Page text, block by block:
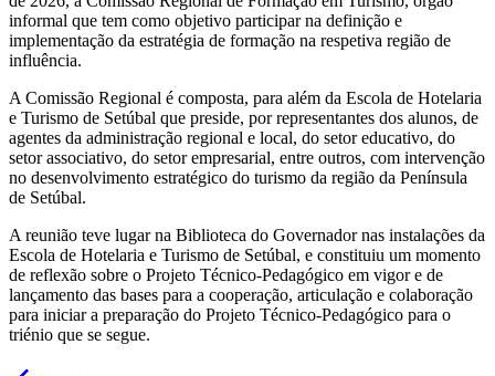
informal que tem como objetivo participar na definição e
implementação da estratégia de formação na respetiva região de
influência.
A Comissão Regional é composta, para além da Escola de Hotelaria
e Turismo de Setúbal que preside, por representantes dos alunos, de
agentes da administração regional e local, do setor educativo, do
setor associativo, do setor empresarial, entre outros, com intervenção
no desenvolvimento estratégico do turismo da região da Península
de Setúbal.
A reunião teve lugar na Biblioteca do Governador nas instalações da
Escola de Hotelaria e Turismo de Setúbal, e constituiu um momento
de reflexão sobre o Projeto Técnico-Pedagógico em vigor e de
lançamento das bases para a cooperação, articulação e colaboração
para iniciar a preparação do Projeto Técnico-Pedagógico para o
triénio que se segue.